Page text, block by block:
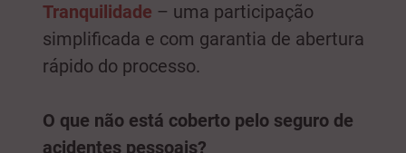
Tranquilidade – uma participação
simplificada e com garantia de abertura
rápido do processo.
O que não está coberto pelo seguro de
acidentes pessoais?